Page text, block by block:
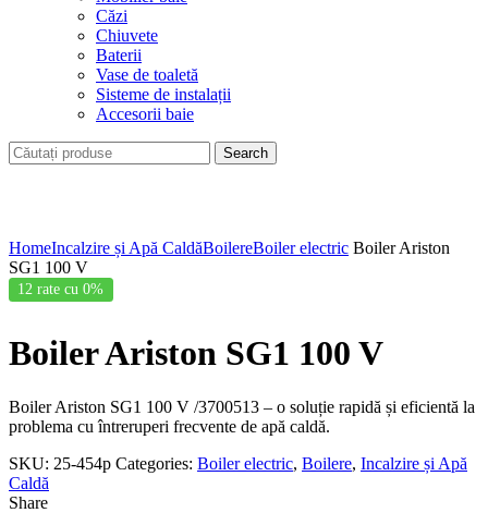
Căzi
Chiuvete
Baterii
Vase de toaletă
Sisteme de instalații
Accesorii baie
Search
HomeIncalzire și Apă CaldăBoilereBoiler electric Boiler Ariston
SG1 100 V
12 rate cu 0%
Boiler Ariston SG1 100 V
Boiler Ariston SG1 100 V /3700513 – o soluție rapidă și eficientă la
problema cu întreruperi frecvente de apă caldă.
SKU: 25-454p Categories: Boiler electric, Boilere, Incalzire și Apă
Caldă
Share